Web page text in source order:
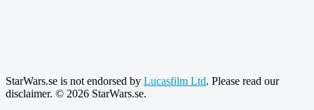
StarWars.se is not endorsed by Lucasfilm Ltd. Please read our
disclaimer. © 2026 StarWars.se.